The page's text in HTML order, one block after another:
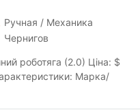
Ручная / Механика
Чернигов
роботяга (2.0) Ціна: $